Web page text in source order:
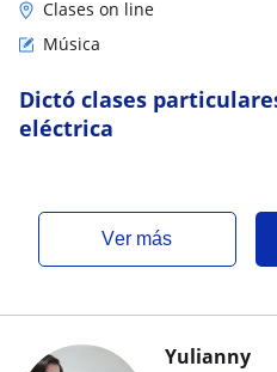
Clases on line
Música
Dictó clases
eléctrica
ver más
Yulianny